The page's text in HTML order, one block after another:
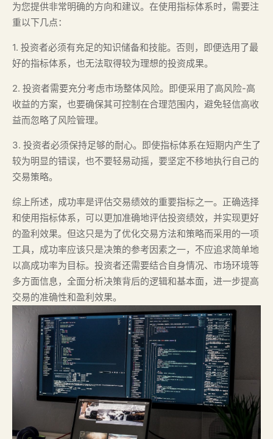
为您提供非常明确的方向和建议。在使用指标体系时，需要注
重以下几点：
1. 投资者必须有充足的知识储备和技能。否则，即便选用了最
好的指标体系，也无法取得较为理想的投资成果。
2. 投资者需要充分考虑市场整体风险。即便采用了高风险-高
收益的方案，也要确保其可控制在合理范围内，避免轻信高收
益而忽略了风险管理。
3. 投资者必须保持足够的耐心。即使指标体系在短期内产生了
较为明显的错误，也不要轻易动摇，要坚定不移地执行自己的
交易策略。
综上所述，成功率是评估交易绩效的重要指标之一。正确选择
和使用指标体系，可以更加准确地评估投资绩效，并实现更好
的盈利效果。但这只是为了优化交易方法和策略而采用的一项
工具，成功率应该只是决策的参考因素之一，不应追求简单地
以高成功率为目标。投资者还需要结合自身情况、市场环境等
多方面信息，全面分析决策背后的逻辑和基本面，进一步提高
交易的准确性和盈利效果。